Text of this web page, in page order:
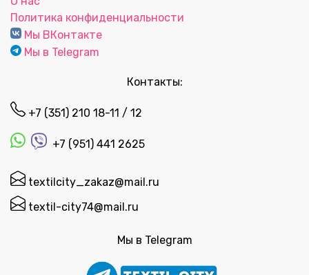
Политика конфиденциальности
Мы ВКонтакте
Мы в Telegram
Контакты:
+7 (351) 210 18-11 / 12
+7 (951) 441 2625
textilcity_zakaz@mail.ru
textil-city74@mail.ru
Мы в Telegram